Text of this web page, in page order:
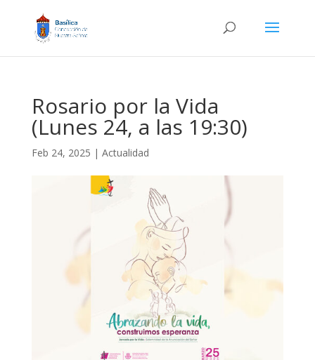
Rosario por la Vida
(Lunes 24, a las 19:30)
Feb 24, 2025 | Actualidad